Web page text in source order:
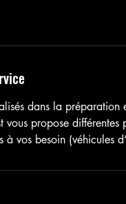
dans la
vous propose
à vos besoin (véhicules